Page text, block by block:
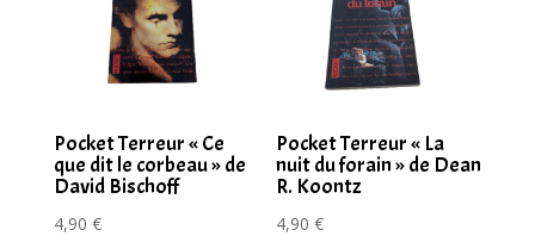
Pocket Terreur « Ce
que dit le corbeau » de
David Bischoff
4,90 €
Pocket Terreur « La
nuit du forain » de Dean
R. Koontz
4,90€